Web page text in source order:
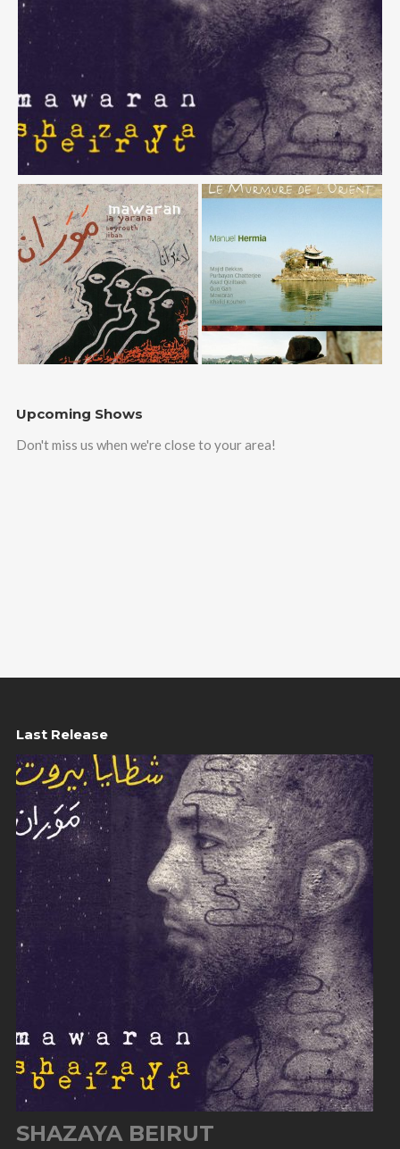
Upcoming Shows
Don't miss us when we're close to your area!
Last Release
SHAZAYA BEIRUT